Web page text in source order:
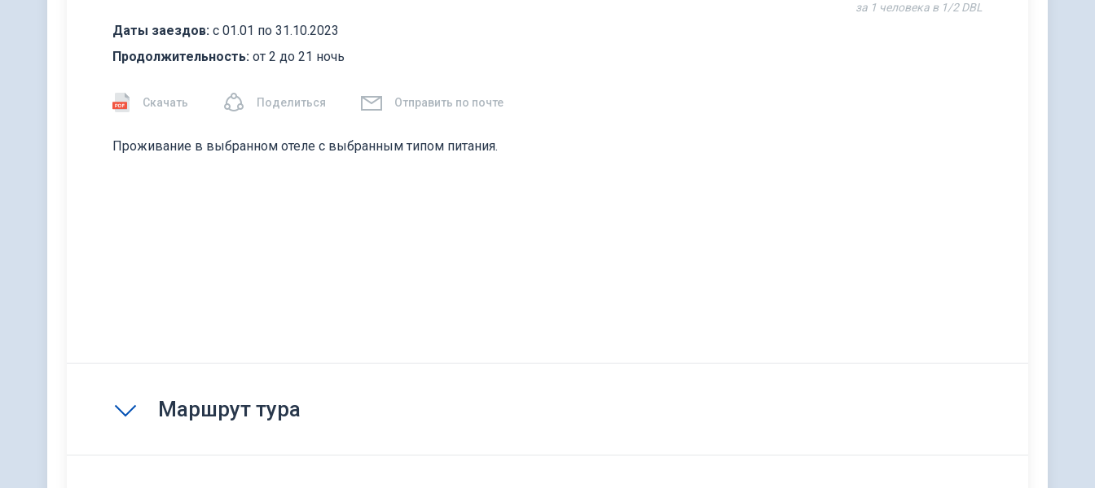
Даты заездов: с 01.01 по 31.10.2023
Продолжительность: от 2 до 21 ночь
Скачать Поделиться Отправить по почте
за 1 человека в 1/2 DBL
Проживание в выбранном отеле с выбранным типом питания.
Маршрут тура